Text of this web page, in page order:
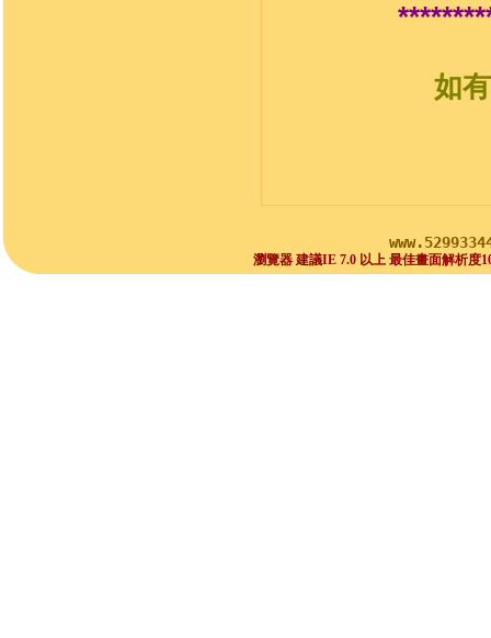
如
瀏覽器 建議IE 7.0 以上 最佳畫面解析度